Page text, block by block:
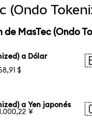
(Ondo
de MasTec (Ondo
a Dólar
$
a Yen japonés
¥